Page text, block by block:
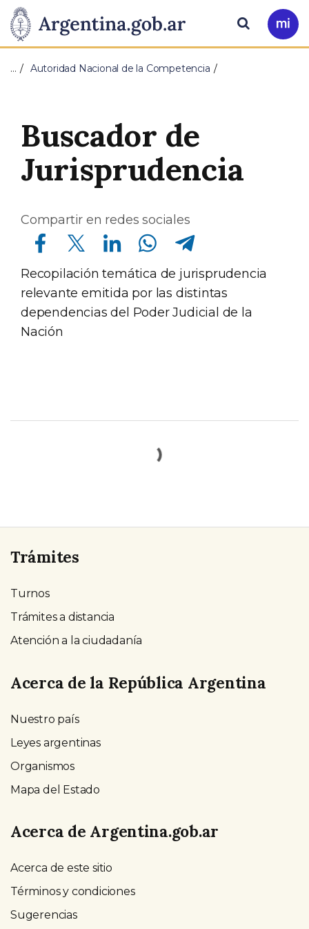
Presidencia
de
Nación
Pasar al contenido principal
Ir
a
Buscar
… Autoridad Nacional de la Competencia
Buscador de
Jurisprudencia
Compartir en redes sociales
Compartir en Facebook Compartir en Twitter Compartir en Linkedin Compartir en Whatsapp Compartir en Telegram
Recopilación temática de jurisprudencia
relevante emitida por las distintas
dependencias del Poder Judicial de la
Nación
Trámites
Turnos
Trámites a distancia
Atención a la ciudadanía
Acerca de la República Argentina
Nuestro país
Leyes argentinas
Organismos
Mapa del Estado
Acerca de Argentina.gob.ar
Acerca de este sitio
Términos y condiciones
Sugerencias